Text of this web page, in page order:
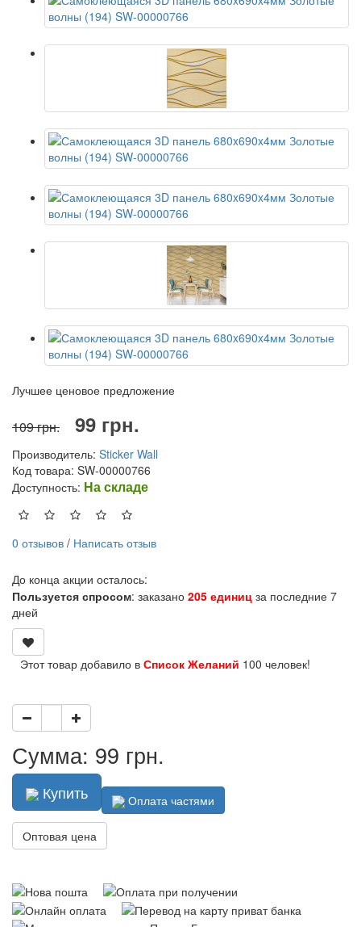
Лучшее ценовое предложение
109 грн. 99 грн.
Производитель: Sticker Wall
Код товара: SW-00000766
Доступность: На складе
0 отзывов / Написать отзыв
До конца акции осталось:
Пользуется спросом: заказано 205 единиц за последние 7
дней
Этот товар добавило в Список Желаний 100 человек!
Сумма: 99 грн.
Купить Оплата частями
Оптовая цена